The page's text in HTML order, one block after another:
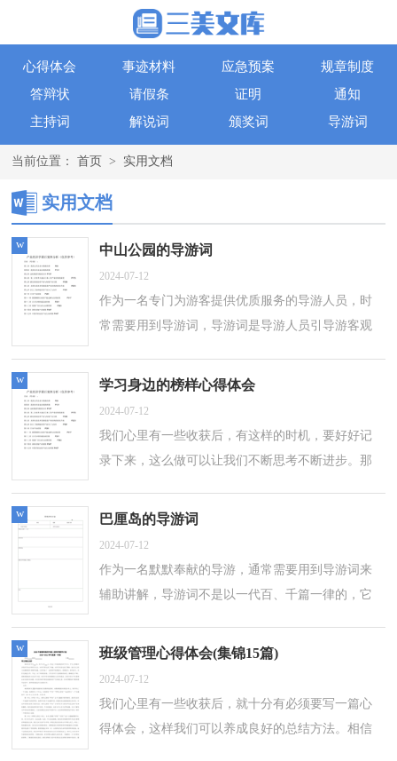
心得体会 事迹材料 应急预案
规章制度
答辩状
请假条 证明
通知
主持词
解说词 颁奖词 导游词
当前位置： 首页 > 实用文档
实用文档
中山公园的导游词
2024-07-12
作为一名专门为游客提供优质服务的导游人员，时
常需要用到导游词，导游词是导游人员引导游客观
怎么写的吗？以下是小编为大家收集的...
w
学习身边的榜样心得体会
2024-07-12
我们心里有一些收获后，有这样的时机，要好好记
录下来，这么做可以让我们不断思考不断进步。那
以下是小编精心整理的学习身边的榜样心得...
w
巴厘岛的导游词
2024-07-12
作为一名默默奉献的导游，通常需要用到导游词来
辅助讲解，导游词不是以一代百、千篇一律的，它
的。那么什么样的导游词才是好的呢？下面是小...
w
班级管理心得体会(集锦15篇)
2024-07-12
我们心里有一些收获后，就十分有必须要写一篇心
得体会，这样我们可以养成良好的总结方法。相信
w